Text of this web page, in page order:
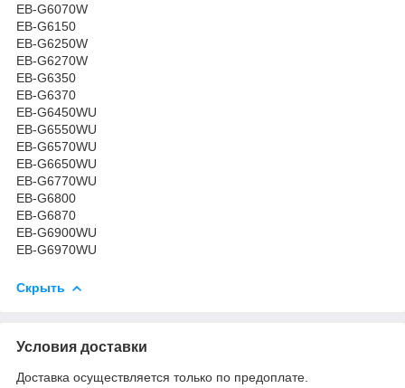
EB-G6070W
EB-G6150
EB-G6250W
EB-G6270W
EB-G6350
EB-G6370
EB-G6450WU
EB-G6550WU
EB-G6570WU
EB-G6650WU
EB-G6770WU
EB-G6800
EB-G6870
EB-G6900WU
EB-G6970WU
Скрыть
Условия доставки
Доставка осуществляется только по предоплате.